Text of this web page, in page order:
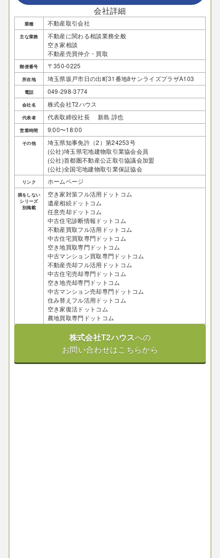
会社詳細
業種 不動産取引会社
主な業務
不動産に関わる相談業務全般
空き家相談
不動産売買仲介・買取
郵便番号 〒350-0225
所在地 埼玉県坂戸市日の出町31番地8サンライズプラザA103
電話 049-298-3774
会社名 株式会社T2ハウス
代表者 代表取締役社長 新島 諄也
営業時間 9:00〜18:00
その他
埼玉県知事免許（2）第24253号
(公社)埼玉県宅地建物取引業協会会員
(公社)首都圏不動産公正取引協議会加盟
(公社)全国宅地建物取引業保証協会
リンク ホームページ
損をしない
シリーズ
別掲載
空き家対策フル活用ドットコム
遺産相続ドットコム
任意売却ドットコム
中古住宅診断情報ドットコム
不動産買取フル活用ドットコム
中古住宅買取専門ドットコム
空き地買取専門ドットコム
中古マンション買取専門ドットコム
不動産売却フル活用ドットコム
中古住宅売却専門ドットコム
空き地売却専門ドットコム
中古マンション売却専門ドットコム
住み替えフル活用ドットコム
空き家復活ドットコム
農地買取専門ドットコム
株式会社T2ハウスへの
お問い合わせはこちらから